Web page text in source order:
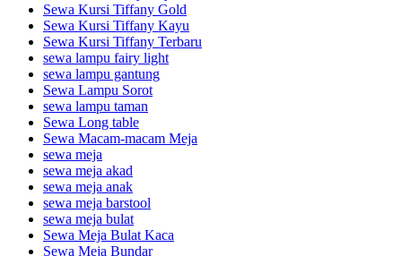
Sewa Kursi Tiffany Gold
Sewa Kursi Tiffany Kayu
Sewa Kursi Tiffany Terbaru
sewa lampu fairy light
sewa lampu gantung
Sewa Lampu Sorot
sewa lampu taman
Sewa Long table
Sewa Macam-macam Meja
sewa meja
sewa meja akad
sewa meja anak
sewa meja barstool
sewa meja bulat
Sewa Meja Bulat Kaca
Sewa Meja Bundar